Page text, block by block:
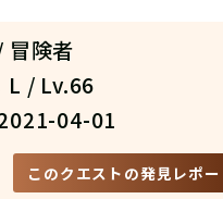
冒険者
L / Lv.66
04-01
このクエストの発見レポ